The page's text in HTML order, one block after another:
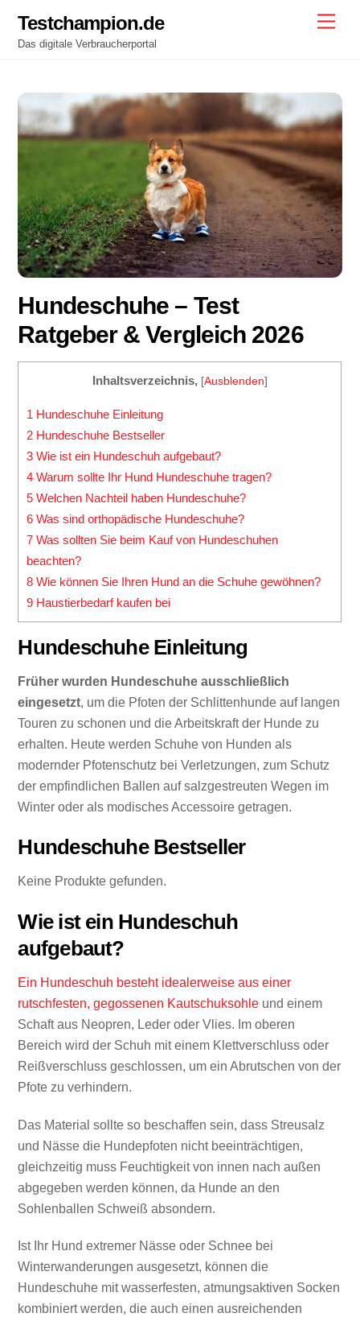
content
Testchampion.de
Das digitale Verbraucherportal
Hundeschuhe – Test
Ratgeber & Vergleich 2026
Inhaltsverzeichnis, [Ausblenden]
1 Hundeschuhe Einleitung
2 Hundeschuhe Bestseller
3 Wie ist ein Hundeschuh aufgebaut?
4 Warum sollte Ihr Hund Hundeschuhe tragen?
5 Welchen Nachteil haben Hundeschuhe?
6 Was sind orthopädische Hundeschuhe?
7 Was sollten Sie beim Kauf von Hundeschuhen
beachten?
8 Wie können Sie Ihren Hund an die Schuhe gewöhnen?
9 Haustierbedarf kaufen bei
Hundeschuhe Einleitung
Früher wurden Hundeschuhe ausschließlich
eingesetzt, um die Pfoten der Schlittenhunde auf langen
Touren zu schonen und die Arbeitskraft der Hunde zu
erhalten. Heute werden Schuhe von Hunden als
modernder Pfotenschutz bei Verletzungen, zum Schutz
der empfindlichen Ballen auf salzgestreuten Wegen im
Winter oder als modisches Accessoire getragen.
Hundeschuhe Bestseller
Keine Produkte gefunden.
Wie ist ein Hundeschuh
aufgebaut?
Ein Hundeschuh besteht idealerweise aus einer
rutschfesten, gegossenen Kautschuksohle und einem
Schaft aus Neopren, Leder oder Vlies. Im oberen
Bereich wird der Schuh mit einem Klettverschluss oder
Reißverschluss geschlossen, um ein Abrutschen von der
Pfote zu verhindern.
Das Material sollte so beschaffen sein, dass Streusalz
und Nässe die Hundepfoten nicht beeinträchtigen,
gleichzeitig muss Feuchtigkeit von innen nach außen
abgegeben werden können, da Hunde an den
Sohlenballen Schweiß absondern.
Ist Ihr Hund extremer Nässe oder Schnee bei
Winterwanderungen ausgesetzt, können die
Hundeschuhe mit wasserfesten, atmungsaktiven Socken
kombiniert werden, die auch einen ausreichenden